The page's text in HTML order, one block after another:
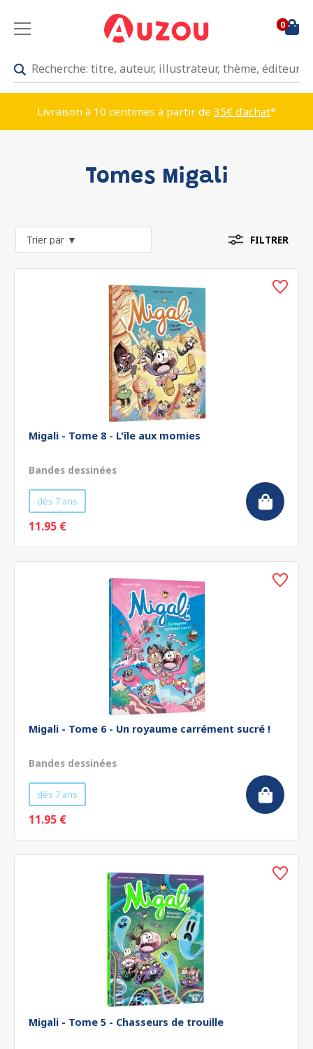
0
Livraison à 10 centimes à partir de 35€ d'achat*
Tomes Migali
FILTRER
Migali - Tome 8 - L'île aux momies
Bandes dessinées
dès 7 ans
11.95 €
Migali - Tome 6 - Un royaume carrément sucré !
Bandes dessinées
dès 7 ans
11.95 €
Migali - Tome 5 - Chasseurs de trouille